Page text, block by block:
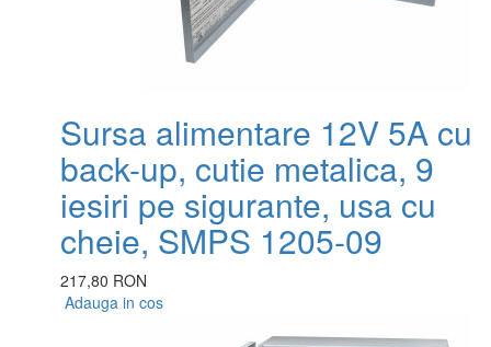
Sursa alimentare 12V 5A cu
back-up, cutie metalica, 9
iesiri pe sigurante, usa cu
cheie, SMPS 1205-09
217,80 RON
Adauga in cos